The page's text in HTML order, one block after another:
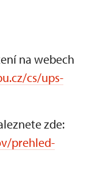
na webech
cs/ups-
zde:
prehled-